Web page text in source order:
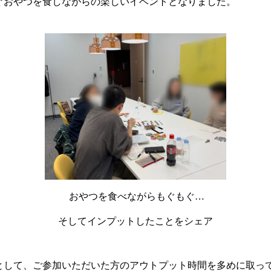
おやつを食べながらもぐもぐ…
そしてインプットしたことをシェア
して、ご参加いただいた方のアウトプット時間を多めに取っ